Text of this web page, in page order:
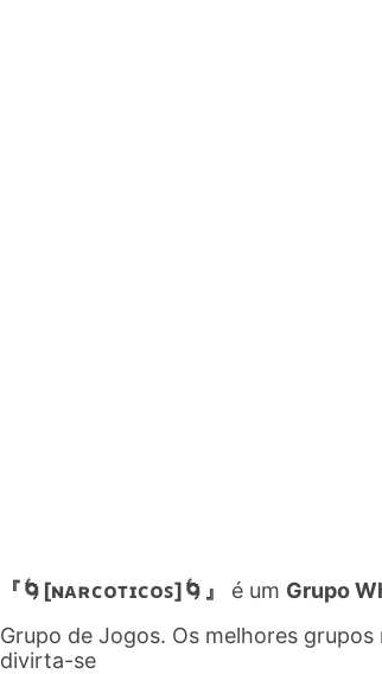
『🌀[ɴᴀʀᴄᴏᴛɪᴄᴏꜱ]🌀』 é um Grupo
Grupo de Jogos. Os melhores
divirta-se